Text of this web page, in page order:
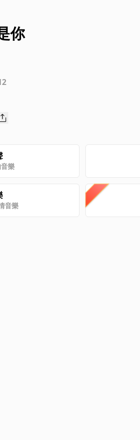
你
樂
音樂